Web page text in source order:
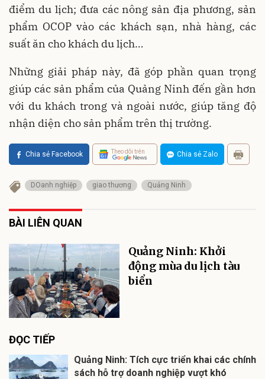
điểm du lịch; đưa các nông sản địa phương, sản
phẩm OCOP vào các khách sạn, nhà hàng, các
suất ăn cho khách du lịch…
Những giải pháp này, đã góp phần quan trọng
giúp các sản phẩm của Quảng Ninh đến gần hơn
với du khách trong và ngoài nước, giúp tăng độ
nhận diện cho sản phẩm trên thị trường.
Chia sẻ Facebook Theo dõi trên Chia sẻ Zalo
DOanh nghiệp giao thương Quảng Ninh
BÀI LIÊN QUAN
Quảng Ninh: Khởi
động mùa du lịch tàu
biển
ĐỌC TIẾP
Quảng Ninh: Tích cực triển khai các chính
sách hỗ trợ doanh nghiệp vượt khó